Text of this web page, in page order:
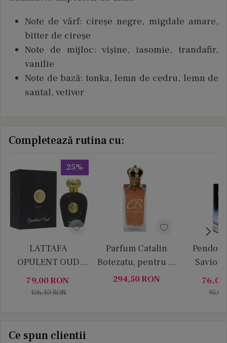
Note de vârf: cireșe negre, migdale amare,
bitter de cireșe
Note de mijloc: vișine, iasomie, trandafir,
vanilie
Note de bază: tonka, lemn de cedru, lemn de
santal, vetiver
Completează rutina cu:
25%
LATTAFA
OPULENT OUD
100ML
79,00RON
106,40RON
Parfum Catalin
Botezatu, pentru El
- 100ml
294,50RON 76,00
95,00
Ce spun clientii